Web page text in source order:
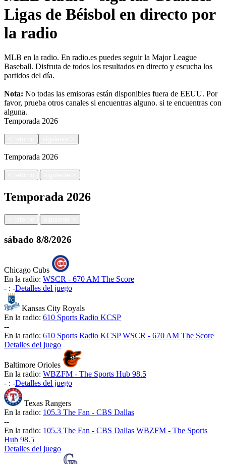
Ligas de Béisbol en directo por
la radio
MLB en la radio. En radio.es puedes seguir la Major League
Baseball. Disfruta de todos los resultados en directo y escucha los
partidos del día.
Nota: No todas las emisoras están disponibles fuera de EEUU. Por
favor, prueba otros canales si encuentras alguno. si te encuentras con
alguna.
Temporada 2026
Temporada 2026
|
Temporada 2026
|
sábado 8/8/2026
Chicago Cubs
En la radio: WSCR - 670 AM The Score
- : -Detalles del juego
Kansas City Royals
En la radio: 610 Sports Radio KCSP
--
En la radio: 610 Sports Radio KCSP WSCR - 670 AM The Score
Detalles del juego
Baltimore Orioles
En la radio: WBZFM - The Sports Hub 98.5
- : -Detalles del juego
Texas Rangers
En la radio: 105.3 The Fan - CBS Dallas
--
En la radio: 105.3 The Fan - CBS Dallas WBZFM - The Sports
Hub 98.5
Detalles del juego